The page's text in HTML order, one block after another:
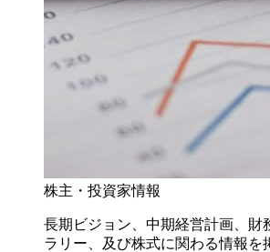
株主・投資家情報
長期ビジョン、中期経営計画、財
ラリー、及び株式に関わる情報を